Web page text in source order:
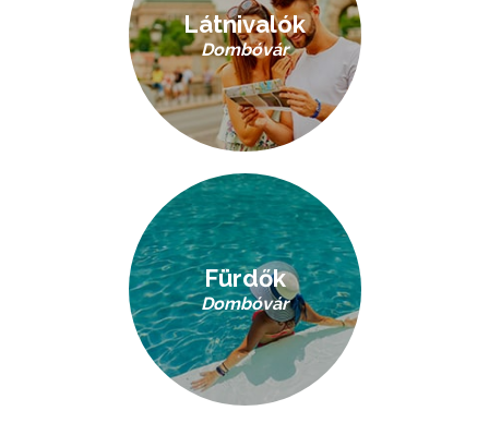
Látnivalók
Dombóvár
Fürdők
Dombóvár